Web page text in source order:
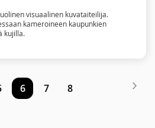
visuaalinen kuvataiteilija.
kameroineen kaupunkien
kujilla.
Sivu
You're
6 Sivu
7 Sivu
8